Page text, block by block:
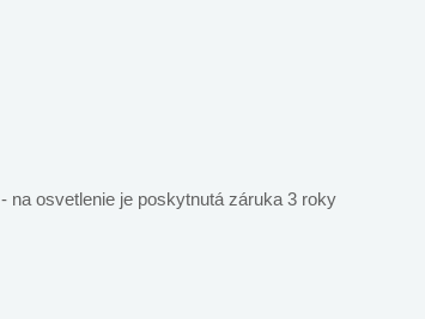
- na osvetlenie je poskytnutá záruka 3 roky